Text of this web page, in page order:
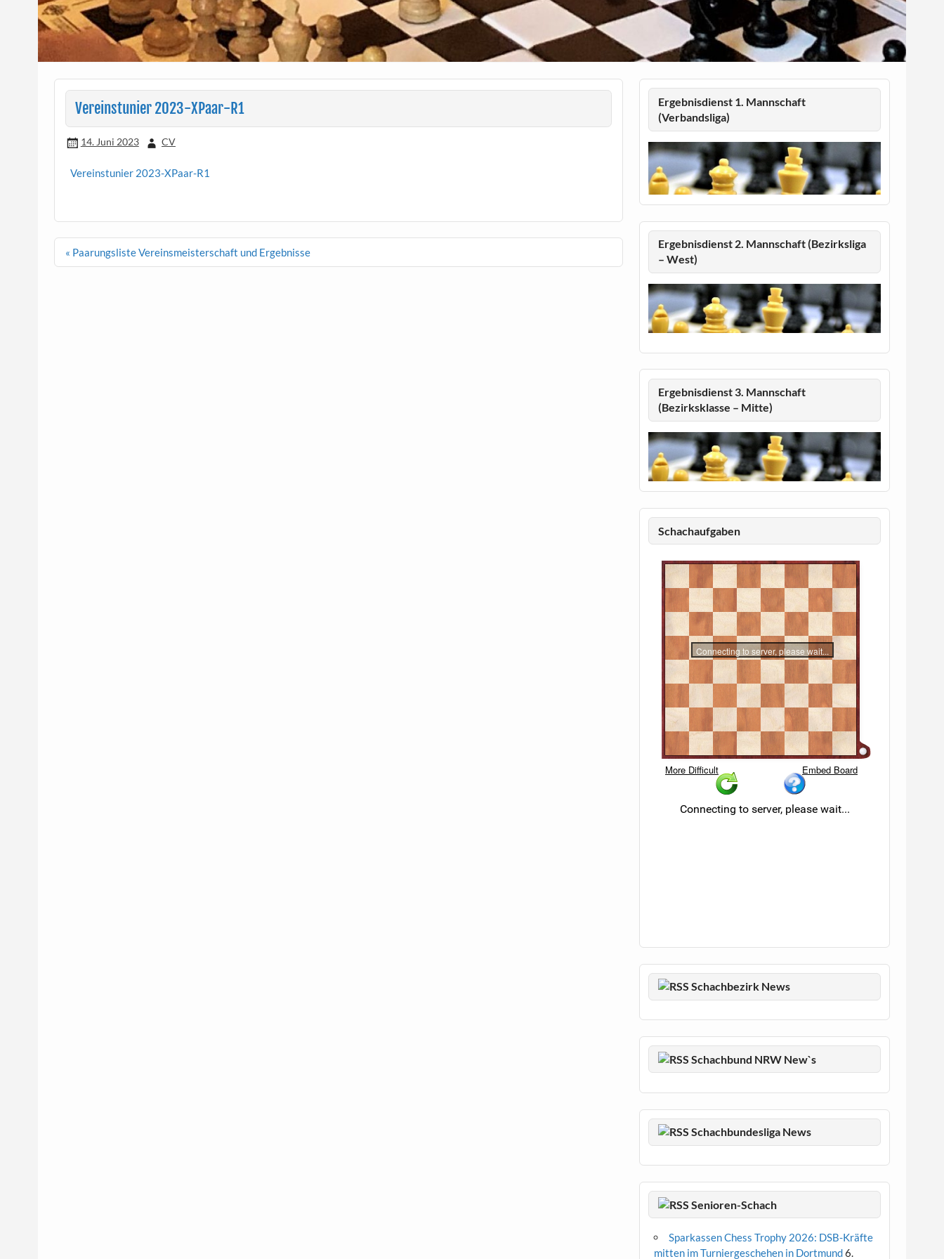
Vereinstunier 2023-XPaar-R1
14. Juni 2023 CV
Vereinstunier 2023-XPaar-R1
Beitragsnavigation
« Paarungsliste Vereinsmeisterschaft und Ergebnisse
Ergebnisdienst 1. Mannschaft
(Verbandsliga)
Ergebnisdienst 2. Mannschaft (Bezirksliga
– West)
Ergebnisdienst 3. Mannschaft
(Bezirksklasse – Mitte)
Schachaufgaben
Schachbezirk News
Schachbund NRW New`s
Schachbundesliga News
Senioren-Schach
Sparkassen Chess Trophy 2026: DSB-Kräfte
mitten im Turniergeschehen in Dortmund6.